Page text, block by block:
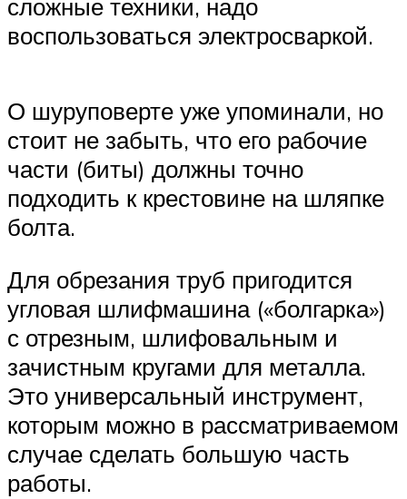
сложные техники, надо
воспользоваться электросваркой.
О шуруповерте уже упоминали, но
стоит не забыть, что его рабочие
части (биты) должны точно
подходить к крестовине на шляпке
болта.
Для обрезания труб пригодится
угловая шлифмашина («болгарка»)
с отрезным, шлифовальным и
зачистным кругами для металла.
Это универсальный инструмент,
которым можно в рассматриваемом
случае сделать большую часть
работы.